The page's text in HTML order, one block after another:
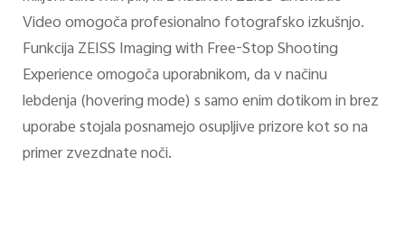
Video omogoča profesionalno fotografsko izkušnjo.
Funkcija ZEISS Imaging with Free-Stop Shooting
Experience omogoča uporabnikom, da v načinu
lebdenja (hovering mode) s samo enim dotikom in brez
uporabe stojala posnamejo osupljive prizore kot so na
primer zvezdnate noči.